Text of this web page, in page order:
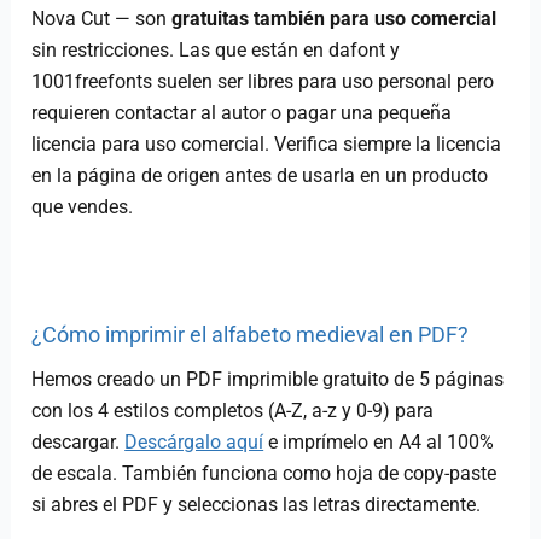
Nova Cut — songratuitas también para uso comercial
sin restricciones. Las que están en dafont y
1001freefonts suelen ser libres para uso personal pero
requieren contactar al autor o pagar una pequeña
licencia para uso comercial. Verifica siempre la licencia
en la página de origen antes de usarla en un producto
que vendes.
¿Cómo imprimir el alfabeto medieval en PDF?
Hemos creado un PDF imprimible gratuito de 5 páginas
con los 4 estilos completos (A-Z, a-z y 0-9) para
descargar. Descárgalo aquí e imprímelo en A4 al 100%
de escala. También funciona como hoja de copy-paste
si abres el PDF y seleccionas las letras directamente.